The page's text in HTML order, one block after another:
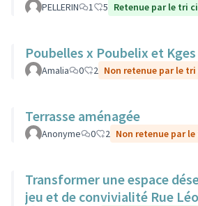
PELLERIN 1 5 Retenue par le tri
Poubelles x Poubelix et
Amalia 0 2 Non retenue par le
Terrasse aménagée
Anonyme 0 2 Non retenue par
Transformer une espace
jeu et de convivialité Rue